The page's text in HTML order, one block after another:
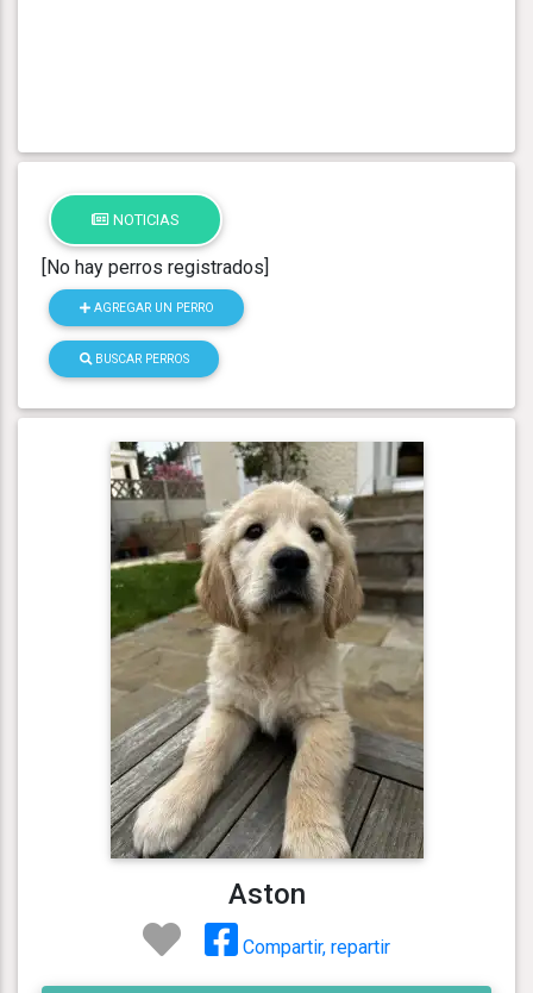
NOTICIAS
[No hay perros registrados]
AGREGAR UN PERRO
BUSCAR PERROS
Aston
Compartir, repartir